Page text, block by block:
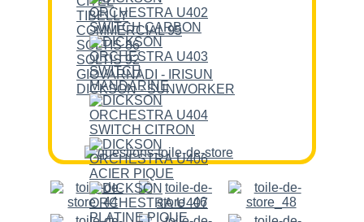
TIBELLY
COMMERCIAL 95
SOLTIS 86
SOLTIS 92
GIOVARNADI - IRISUN
DICKSON - SUNWORKER